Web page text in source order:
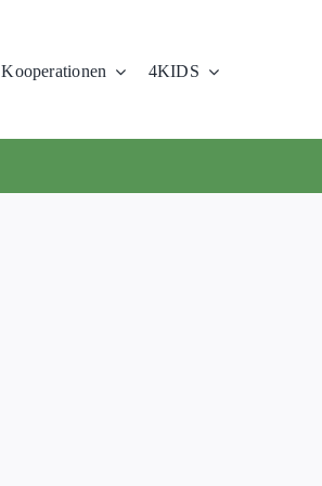
Kooperationen 4KIDS